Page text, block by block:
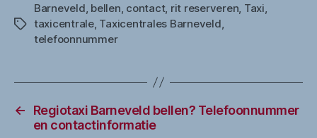
Tags
Barneveld bellen contact, rit reserveren Taxi
taxicentrale, Taxicentrales Barneveld
telefoonnummer
←
Regiotaxi Barneveld bellen? Telefoonnummer
en contactinformatie